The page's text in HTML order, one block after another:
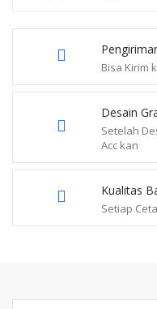
Bisa Kirim
Desain
Setelah
Acc kan
Kualitas
Setiap